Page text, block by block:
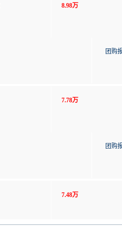
8.98万
团购
7.78万
团购
7.48万